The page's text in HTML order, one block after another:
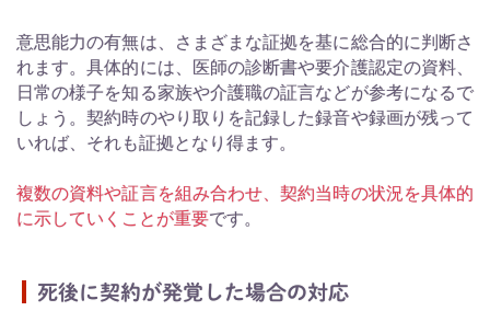
意思能力の有無は、さまざまな証拠を基に総合的に判断さ
れます。具体的には、医師の診断書や要介護認定の資料、
日常の様子を知る家族や介護職の証言などが参考になるで
しょう。契約時のやり取りを記録した録音や録画が残って
いれば、それも証拠となり得ます。
複数の資料や証言を組み合わせ、契約当時の状況を具体的
に示していくことが重要です。
死後に契約が発覚した場合の対応